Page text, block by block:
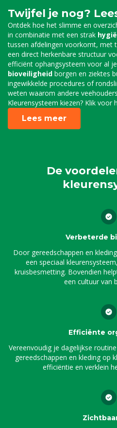
Twijfel je nog?
Ontdek hoe het slimme en
in combinatie met een strak
tussen afdelingen voorkomt, met
een direct herkenbare structuur
efficiënt ophangsysteem voor al
bioveiligheid borgen en ziektes
ingewikkelde procedures of
weten waarom andere
Kleurensysteem kiezen? Klik voor
Lees meer
De
Verbeterde
Door gereedschappen en
een speciaal
kruisbesmetting. Bovendien
een cultuur van
Efficiënte
Vereenvoudig je dagelijkse
gereedschappen en kleding op
efficiëntie en verklein